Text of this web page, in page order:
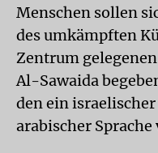
Menschen sollen
des umkämpften
Zentrum
Al-Sawaida
den ein
arabischer